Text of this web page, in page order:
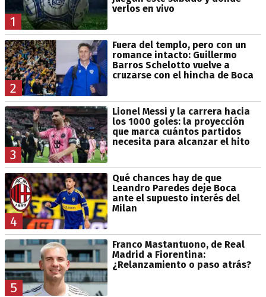
1
verlos en vivo
2
Fuera del templo, pero con un
romance intacto: Guillermo
Barros Schelotto vuelve a
cruzarse con el hincha de Boca
3
Lionel Messi y la carrera hacia
los 1000 goles: la proyección
que marca cuántos partidos
necesita para alcanzar el hito
4
Qué chances hay de que
Leandro Paredes deje Boca
ante el supuesto interés del
Milan
5
Franco Mastantuono, de Real
Madrid a Fiorentina:
¿Relanzamiento o paso atrás?